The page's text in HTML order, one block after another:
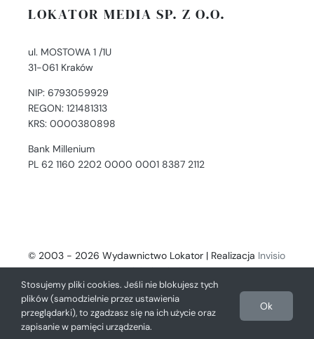
LOKATOR MEDIA SP. Z O.O.
ul. MOSTOWA 1 /1U
31-061 Kraków
NIP: 6793059929
REGON: 121481313
KRS: 0000380898
Bank Millenium
PL 62 1160 2202 0000 0001 8387 2112
© 2003 - 2026 Wydawnictwo Lokator | Realizacja Invisio
- Digital Solutions
Stosujemy pliki cookies. Jeśli nie blokujesz tych
plików (samodzielnie przez ustawienia
przeglądarki), to zgadzasz się na ich użycie oraz
zapisanie w pamięci urządzenia.
Ok